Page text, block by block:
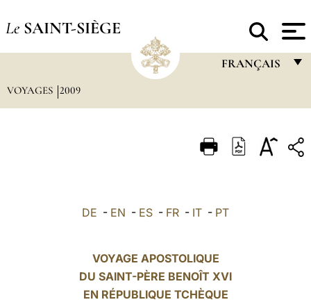
Le SAINT-SIÈGE
FRANÇAIS
ITALIANO
العربيّة
VOYAGES 2009
DE - EN - ES - FR - IT - PT
VOYAGE APOSTOLIQUE
DU SAINT-PÈRE BENOÎT XVI
EN RÉPUBLIQUE TCHÈQUE